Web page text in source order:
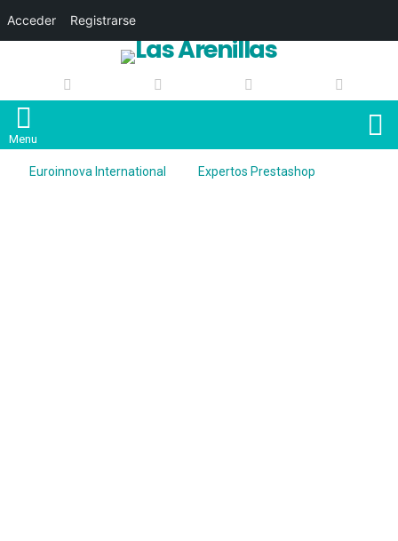
Menu
Euroinnova International Expertos Prestashop
Acceder Registrarse